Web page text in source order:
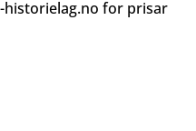
historielag.no for prisar